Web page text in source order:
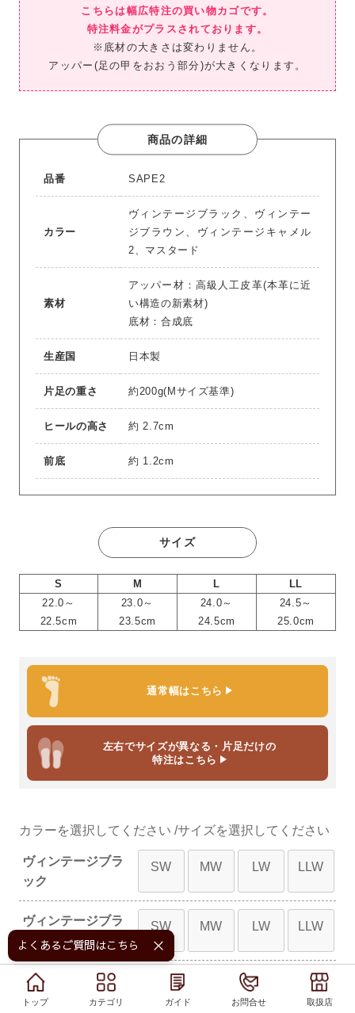
トップ カテゴリ ガイド お問合せ 取扱店
カラー サイズ
ヴィンテージブラ
ック
SW MW LW LLW
ヴィンテージブラ
ウン
SW MW LW LLW
ヴィンテージキャ
メル2
LW LLW
こちらは幅広特注の買い物カゴです。
特注料金がプラスされております。
※底材の大きさは変わりません。
アッパー(足の甲をおおう部分)が大きくなります。
商品の詳細
品番 SAPE2
カラー
ヴィンテージブラック、ヴィンテー
ジブラウン、ヴィンテージキャメル
2、マスタード
素材
アッパー材：高級人工皮革(本革に近
い構造の新素材)
底材：合成底
生産国 日本製
片足の重さ 約200g(Mサイズ基準)
ヒールの高さ 約 2.7cm
前底 約 1.2cm
サイズ
S M L
LL
22.0～
22.5cm
23.0～
23.5cm
24.0～
24.5cm
24.5～
25.0cm
通常幅はこちら
左右でサイズが異なる・片足だけの
特注はこちら
トップ カテゴリ ガイド お問合せ 取扱店
よくあるご質問はこちら！